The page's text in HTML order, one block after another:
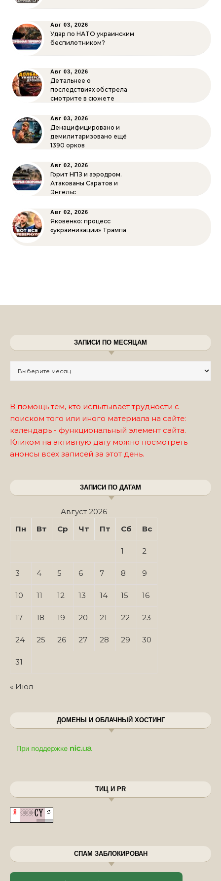
Авг 03, 2026
Удар по НАТО украинским
беспилотником?
Авг 03, 2026
Детальнее о
последствиях обстрела
смотрите в сюжете
Авг 03, 2026
Денацифицировано и
демилитаризовано ещё
1390 орков
Авг 02, 2026
Горит НПЗ и аэродром.
Атакованы Саратов и
Энгельс
Авг 02, 2026
Яковенко: процесс
«украинизации» Трампа
ЗАПИСИ ПО МЕСЯЦАМ
В помощь тем, кто испытывает трудности с
поиском того или иного материала на сайте:
календарь - функциональный элемент сайта.
Кликом на активную дату можно посмотреть
анонсы всех записей за этот день.
ЗАПИСИ ПО ДАТАМ
Август 2026
Пн
Вт Ср Чт Пт Сб Вс
1 2
3 4 5 6 7 8 9
10 11 12 13 14 15 16
17 18 19 20 21 22 23
24 25 26 27 28 29 30
31
« Июл
ДОМЕНЫ И ОБЛАЧНЫЙ ХОСТИНГ
ТИЦ И PR
СПАМ ЗАБЛОКИРОВАН